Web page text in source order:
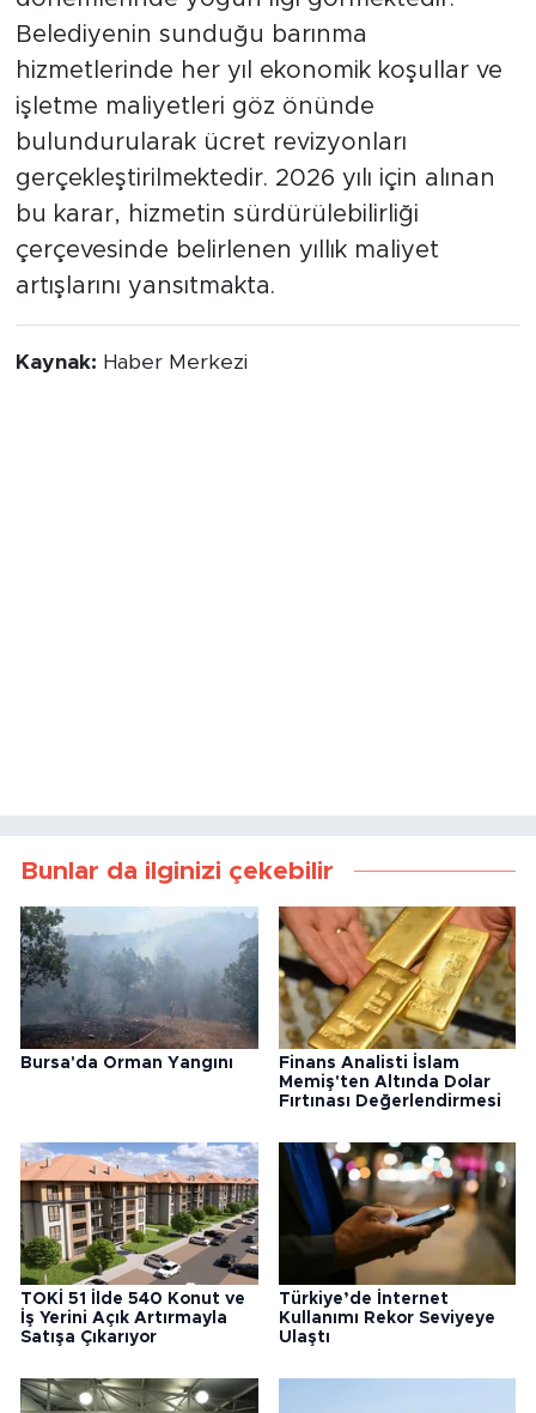
Belediyenin sunduğu barınma
hizmetlerinde her yıl ekonomik koşullar ve
işletme maliyetleri göz önünde
bulundurularak ücret revizyonları
gerçekleştirilmektedir. 2026 yılı için alınan
bu karar, hizmetin sürdürülebilirliği
çerçevesinde belirlenen yıllık maliyet
artışlarını yansıtmakta.
Kaynak: Haber Merkezi
Bunlar da ilginizi çekebilir
Bursa'da Orman Yangını
Finans Analisti İslam
Memiş'ten Altında Dolar
Fırtınası Değerlendirmesi
TOKİ 51 İlde 540 Konut ve
İş Yerini Açık Artırmayla
Satışa Çıkarıyor
Türkiye’de İnternet
Kullanımı Rekor Seviyeye
Ulaştı